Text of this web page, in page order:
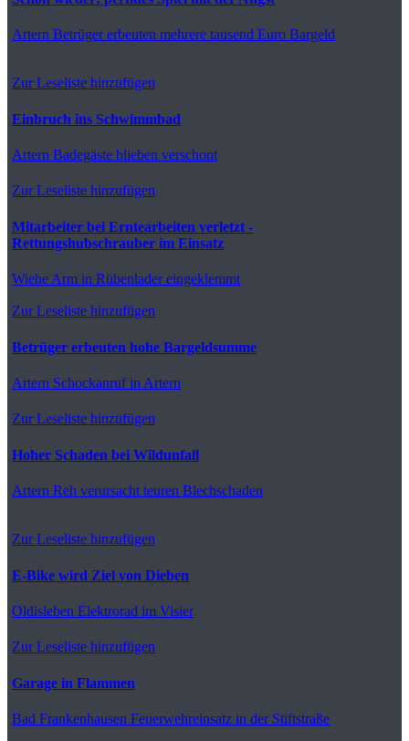
Artern Betrüger erbeuten mehrere tausend Euro Bargeld
Zur Leseliste hinzufügen
Einbruch ins Schwimmbad
Artern Badegäste blieben verschont
Zur Leseliste hinzufügen
Mitarbeiter bei Erntearbeiten verletzt -
Rettungshubschrauber im Einsatz
Wiehe Arm in Rübenlader eingeklemmt
Zur Leseliste hinzufügen
Betrüger erbeuten hohe Bargeldsumme
Artern Schockanruf in Artern
Zur Leseliste hinzufügen
Hoher Schaden bei Wildunfall
Artern Reh verursacht teuren Blechschaden
Zur Leseliste hinzufügen
E-Bike wird Ziel von Dieben
Oldisleben Elektrorad im Visier
Zur Leseliste hinzufügen
Garage in Flammen
Bad Frankenhausen Feuerwehreinsatz in der Stiftstraße